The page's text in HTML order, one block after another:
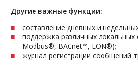
Другие важные функции:
составление дневных и
поддержка различных локальных
Modbus®, BACnet™, LON®);
журнал регистрации сообщений